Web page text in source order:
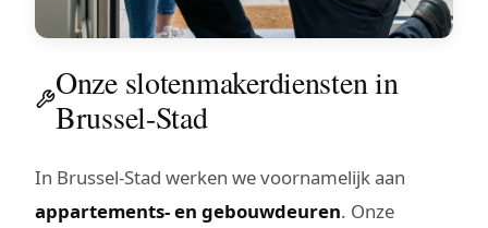
Onze slotenmakerdiensten in
Brussel-Stad
In Brussel-Stad werken we voornamelijk aan
appartements- en gebouwdeuren. Onze